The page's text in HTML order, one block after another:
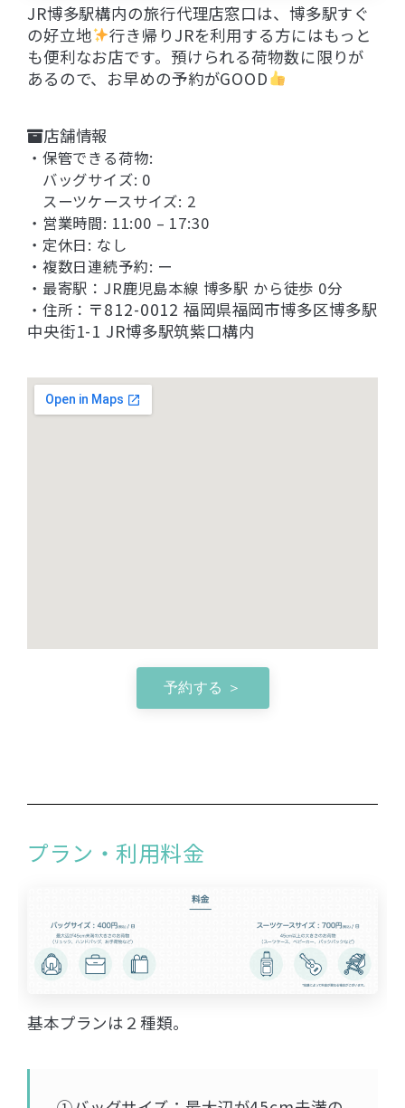
JR博多駅構内の旅行代理店窓口は、博多駅すぐ
の好立地
行き帰りJRを利用する方にはもっと
も便利なお店です。預けられる荷物数に限りが
あるので、お早めの予約がGOOD
店舗情報
・保管できる荷物:
バッグサイズ: 0
スーツケースサイズ: 2
・営業時間: 11:00 – 17:30
・定休日: なし
・複数日連続予約: ー
・最寄駅： JR鹿児島本線 博多駅 から徒歩 0分
・住所： 〒812-0012 福岡県福岡市博多区博多駅
中央街1-1 JR博多駅筑紫口構内
予約する ＞
プラン・利用料金
基本プランは２種類。